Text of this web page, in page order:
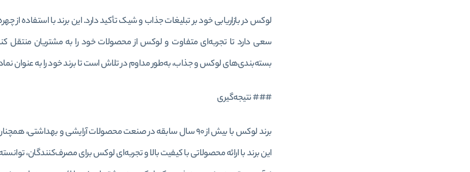
لوکس در بازاریابی خود بر تبلیغات جذاب و شیک تأکید دارد. این برند با استفاده
سعی دارد تا تجربه‌ای متفاوت و لوکس از محصولات خود را به مشتریان منتقل
بسته‌بندی‌های لوکس و جذاب، به‌طور مداوم در تلاش است تا برند خود را به عنوان
### نتیجه‌گیری
برند لوکس با بیش از 90 سال سابقه در صنعت محصولات آرایشی و
این برند با ارائه محصولاتی با کیفیت بالا و تجربه‌ای لوکس برای مصرف‌کنندگان،